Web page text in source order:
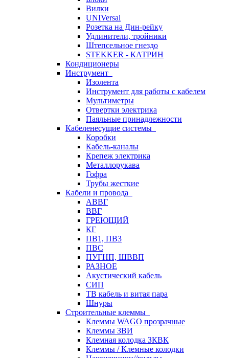
Вилки
UNIVersal
Розетка на Дин-рейку
Удлинители, тройники
Штепсельное гнездо
STEKKER - КАТРИН
Кондиционеры
Инструмент
Изолента
Инструмент для работы с кабелем
Мультиметры
Отвертки электрика
Паяльные принадлежности
Кабеленесущие системы
Коробки
Кабель-каналы
Крепеж электрика
Металлорукава
Гофра
Трубы жесткие
Кабели и провода
АВВГ
ВВГ
ГРЕЮЩИЙ
КГ
ПВ1, ПВ3
ПВС
ПУГНП, ШВВП
РАЗНОЕ
Акустический кабель
СИП
ТВ кабель и витая пара
Шнуры
Строительные клеммы
Клеммы WAGO прозрачные
Клеммы ЗВИ
Клемная колодка ЗКВК
Клеммы / Клемные колодки